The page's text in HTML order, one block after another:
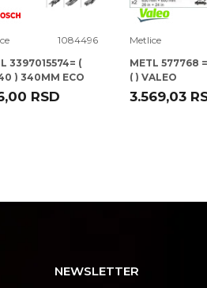
1084496
3397015574= (
) 340MM ECO
FLAT BOSCH
RSD
Metlice
METL 577768
( ) VALEO
3.569,03
NEWSLETTER